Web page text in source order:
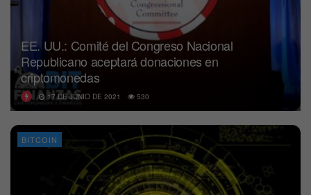
EE. UU.: Comité del Congreso Nacional
Republicano aceptará donaciones en
criptomonedas
17 DE JUNIO DE 2021 530
BITCOIN